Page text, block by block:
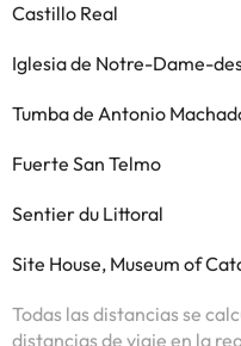
Castillo Real
Iglesia de Notre-Dame-
Tumba de Antonio
Fuerte San Telmo
Sentier du Littoral
Site House, Museum of
Todas las distancias se
distancias de viaje en la